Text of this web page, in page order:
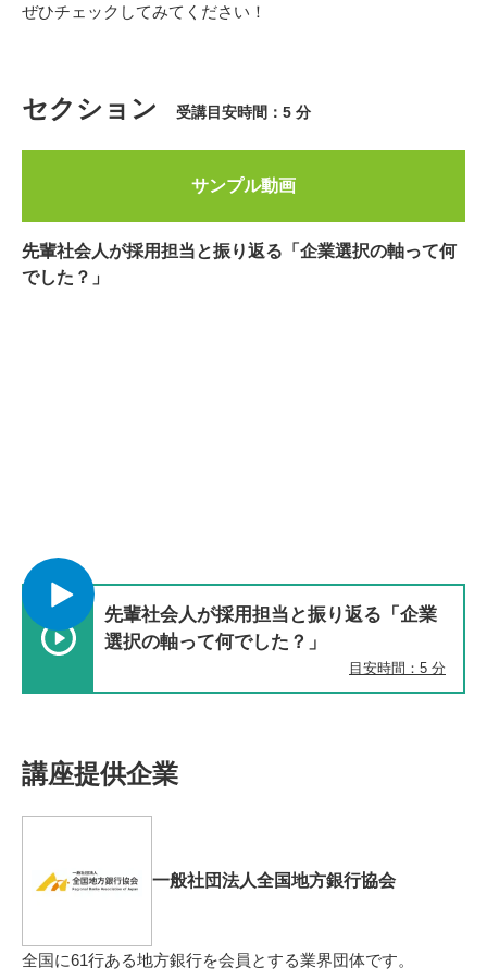
ぜひチェックしてみてください！
セクション 受講目安時間：5 分
先輩社会人が採用担当と振り返る「企業
選択の軸って何でした？」
目安時間：5 分
サンプル動画
先輩社会人が採用担当と振り返る「企業選択の軸って何
でした？」
講座提供企業
一般社団法人全国地方銀行協会
全国に61行ある地方銀行を会員とする業界団体です。